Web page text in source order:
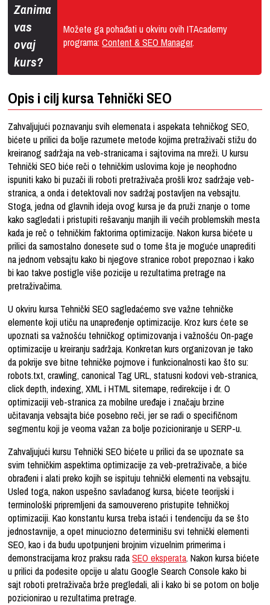
Zanima
vas
ovaj
kurs?
Možete ga pohađati u okviru ovih ITAcademy
programa:Content & SEO Manager.
Opis i cilj kursa Tehnički SEO
Zahvaljujući poznavanju svih elemenata i aspekata tehničkog SEO,
bićete u prilici da bolje razumete metode kojima pretraživači stižu do
kreiranog sadržaja na veb-stranicama i sajtovima na mreži. U kursu
Tehnički SEO biće reči o tehničkim uslovima koje je neophodno
ispuniti kako bi puzači ili roboti pretraživača prošli kroz sadržaje veb-
stranica, a onda i detektovali nov sadržaj postavljen na vebsajtu.
Stoga, jedna od glavnih ideja ovog kursa je da pruži znanje o tome
kako sagledati i pristupiti rešavanju manjih ili većih problemskih mesta
kada je reč o tehničkim faktorima optimizacije. Nakon kursa bićete u
prilici da samostalno donesete sud o tome šta je moguće unaprediti
na jednom vebsajtu kako bi njegove stranice robot prepoznao i kako
bi kao takve postigle više pozicije u rezultatima pretrage na
pretraživačima.
U okviru kursa Tehnički SEO sagledaćemo sve važne tehničke
elemente koji utiču na unapređenje optimizacije. Kroz kurs ćete se
upoznati sa važnošću tehničkog optimizovanja i važnošću On-page
optimizacije u kreiranju sadržaja. Konkretan kurs organizovan je tako
da pokrije sve bitne tehničke pojmove i funkcionalnosti kao što su:
robots.txt, crawling, canonical Tag URL, statusni kodovi veb-stranica,
click depth, indexing, XML i HTML sitemape, redirekcije i dr. O
optimizaciji veb-stranica za mobilne uređaje i značaju brzine
učitavanja vebsajta biće posebno reči, jer se radi o specifičnom
segmentu koji je veoma važan za bolje pozicioniranje u SERP-u.
Zahvaljujući kursu Tehnički SEO bićete u prilici da se upoznate sa
svim tehničkim aspektima optimizacije za veb-pretraživače, a biće
obrađeni i alati preko kojih se ispituju tehnički elementi na vebsajtu.
Usled toga, nakon uspešno savladanog kursa, bićete teorijski i
terminološki pripremljeni da samouvereno pristupite tehničkoj
optimizaciji. Kao konstantu kursa treba istaći i tendenciju da se što
jednostavnije, a opet minuciozno determinišu svi tehnički elementi
SEO, kao i da budu upotpunjeni brojnim vizuelnim primerima i
demonstracijama kroz praksu radaSEO eksperata. Nakon kursa bićete
u prilici da podesite opcije u alatu Google Search Console kako bi
sajt roboti pretraživača brže pregledali, ali i kako bi se potom on bolje
pozicionirao u rezultatima pretrage.